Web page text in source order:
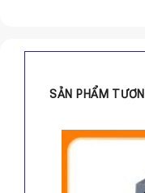
SẢN PHẨM